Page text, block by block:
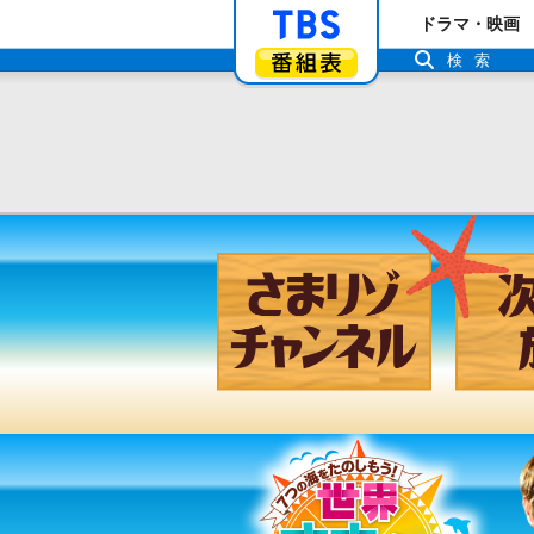
「TBSテレビ」ト
番組表
ドラマ・映画
検索
さまリ